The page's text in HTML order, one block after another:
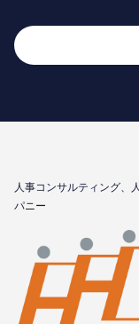
⼈事コンサルティング、
パニー